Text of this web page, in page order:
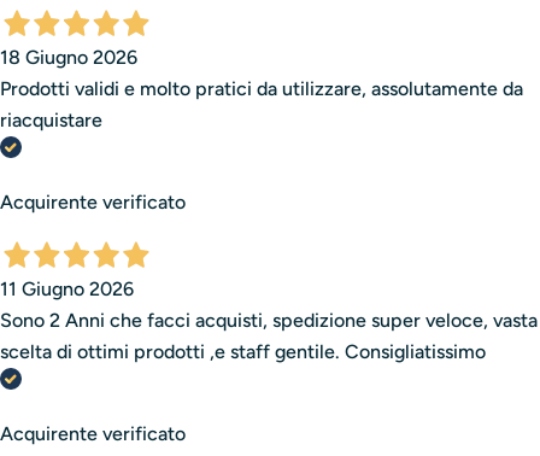
18 Giugno 2026
Prodotti validi e molto pratici da utilizzare, assolutamente da
riacquistare
Acquirente verificato
11 Giugno 2026
Sono 2 Anni che facci acquisti, spedizione super veloce, vasta
scelta di ottimi prodotti ,e staff gentile. Consigliatissimo
Acquirente verificato